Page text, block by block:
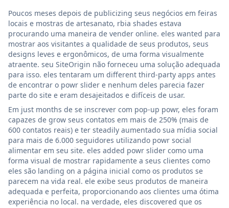
Poucos meses depois de publicizing seus negócios em feiras
locais e mostras de artesanato, rbia shades estava
procurando uma maneira de vender online. eles wanted para
mostrar aos visitantes a qualidade de seus produtos, seus
designs leves e ergonômicos, de uma forma visualmente
atraente. seu SiteOrigin não forneceu uma solução adequada
para isso. eles tentaram um different third-party apps antes
de encontrar o powr slider e nenhum deles parecia fazer
parte do site e eram desajeitados e difíceis de usar.
Em just months de se inscrever com pop-up powr, eles foram
capazes de grow seus contatos em mais de 250% (mais de
600 contatos reais) e ter steadily aumentado sua mídia social
para mais de 6.000 seguidores utilizando powr social
alimentar em seu site. eles added powr slider como uma
forma visual de mostrar rapidamente a seus clientes como
eles são landing on a página inicial como os produtos se
parecem na vida real. ele exibe seus produtos de maneira
adequada e perfeita, proporcionando aos clientes uma ótima
experiência no local. na verdade, eles discovered que os